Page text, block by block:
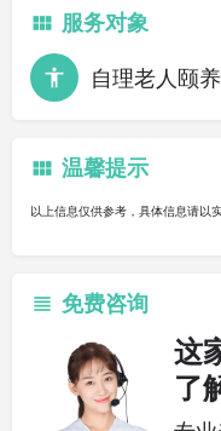
服务对象
自理老人颐养
温馨提示
以上信息仅供参考，具体信息请以
免费咨询
这
了